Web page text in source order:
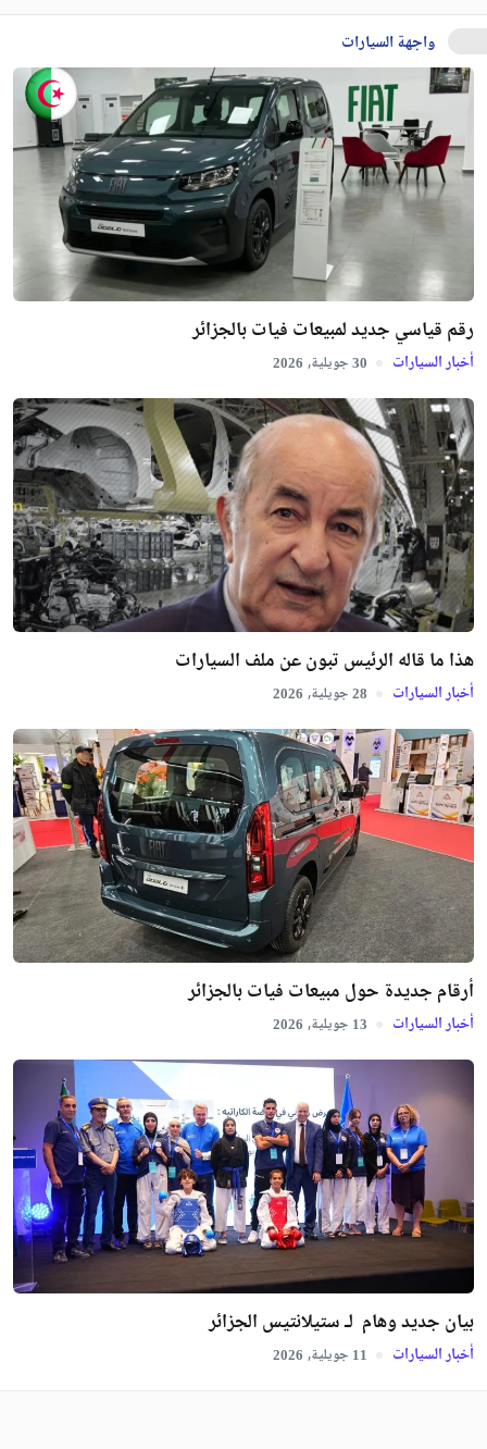
واجهة السيارات
رقم قياسي جديد لمبيعات فيات بالجزائر
أخبار السيارات 30 جويلية, 2026
هذا ما قاله الرئيس تبون عن ملف السيارات
أخبار السيارات 28 جويلية, 2026
أرقام جديدة حول مبيعات فيات بالجزائر
أخبار السيارات 13 جويلية, 2026
بيان جديد وهام لـ ستيلانتيس الجزائر
أخبار السيارات 11 جويلية, 2026